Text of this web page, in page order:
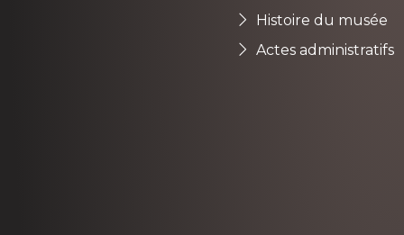
Histoire du musée
Actes administratifs